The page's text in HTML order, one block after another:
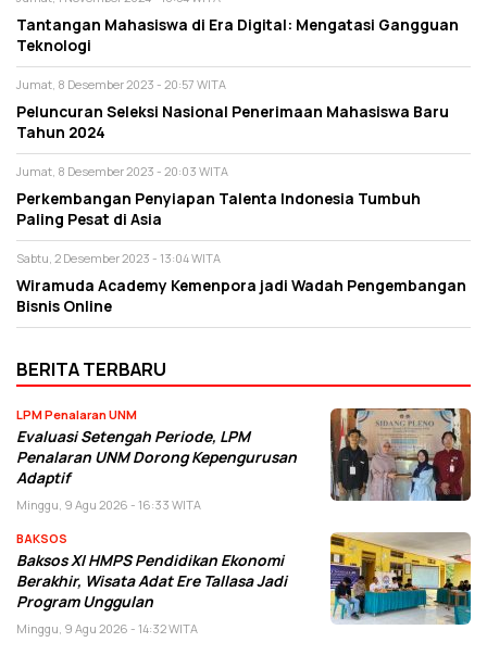
Tantangan Mahasiswa di Era Digital: Mengatasi Gangguan
Teknologi
Jumat, 8 Desember 2023 - 20:57 WITA
Peluncuran Seleksi Nasional Penerimaan Mahasiswa Baru
Tahun 2024
Jumat, 8 Desember 2023 - 20:03 WITA
Perkembangan Penyiapan Talenta Indonesia Tumbuh
Paling Pesat di Asia
Sabtu, 2 Desember 2023 - 13:04 WITA
Wiramuda Academy Kemenpora jadi Wadah Pengembangan
Bisnis Online
BERITA TERBARU
LPM Penalaran UNM
Evaluasi Setengah Periode, LPM
Penalaran UNM Dorong Kepengurusan
Adaptif
Minggu, 9 Agu 2026 - 16:33 WITA
BAKSOS
Baksos XI HMPS Pendidikan Ekonomi
Berakhir, Wisata Adat Ere Tallasa Jadi
Program Unggulan
Minggu, 9 Agu 2026 - 14:32 WITA